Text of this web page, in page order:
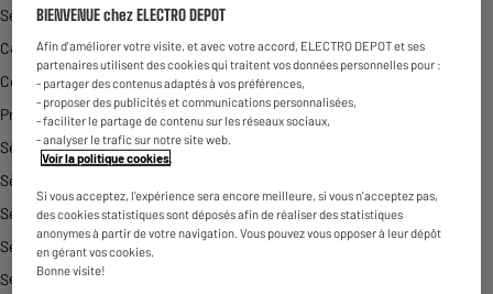
Sèche-linge hublot
Capacité de séchage
Comparatif sèche-linge pompe
Programmes de séchage
Sèche-linge connecté
Sèche-linge mécanique
Sèche-linge nouvelle génération
Sèche-linge ouverture hublot
Séchage silencieux
BIENVENUE chez ELECTRO DEPOT
Afin d'améliorer votre visite, et avec votre accord, ELECTRO DEPOT et ses
partenaires utilisent des cookies qui traitent vos données personnelles pour :
- partager des contenus adaptés à vos préférences,
- proposer des publicités et communications personnalisées,
- faciliter le partage de contenu sur les réseaux sociaux,
- analyser le trafic sur notre site web.
Voir la politique cookies
Si vous acceptez, l'expérience sera encore meilleure, si vous n'acceptez pas,
des cookies statistiques sont déposés afin de réaliser des statistiques
anonymes à partir de votre navigation. Vous pouvez vous opposer à leur dépôt
en gérant vos cookies.
Bonne visite!